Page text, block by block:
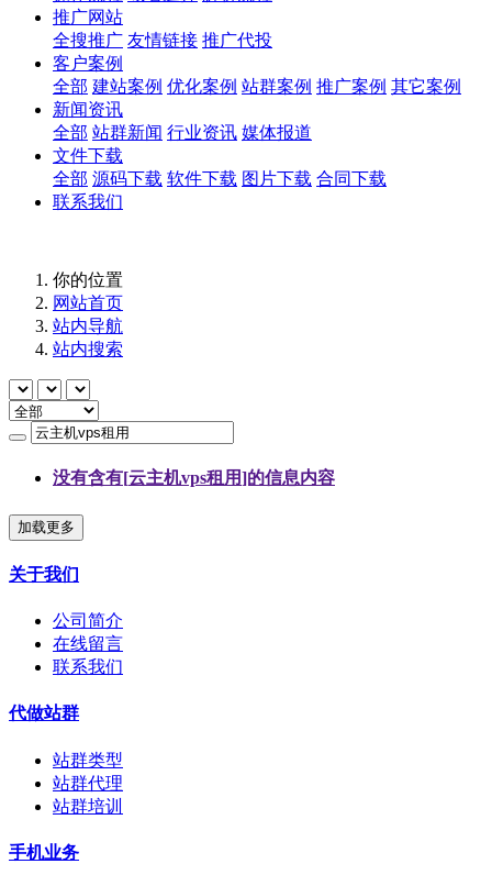
推广网站
全搜推广 友情链接 推广代投
客户案例
全部 建站案例 优化案例 站群案例 推广案例 其它案例
新闻资讯
全部 站群新闻 行业资讯 媒体报道
文件下载
全部 源码下载 软件下载 图片下载 合同下载
联系我们
你的位置
网站首页
站内导航
站内搜索
没有含有[云主机vps租用]的信息内容
加载更多
关于我们
公司简介
在线留言
联系我们
代做站群
站群类型
站群代理
站群培训
手机业务